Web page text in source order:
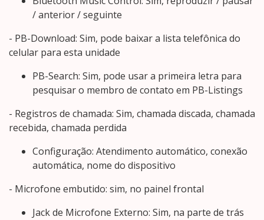
/ anterior / seguinte
- PB-Download: Sim, pode baixar a lista telefônica do
celular para esta unidade
PB-Search: Sim, pode usar a primeira letra para
pesquisar o membro de contato em PB-Listings
- Registros de chamada: Sim, chamada discada, chamada
recebida, chamada perdida
Configuração: Atendimento automático, conexão
automática, nome do dispositivo
- Microfone embutido: sim, no painel frontal
Jack de Microfone Externo: Sim, na parte de trás